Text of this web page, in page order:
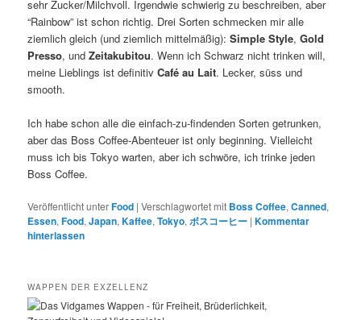
sehr Zucker/Milchvoll. Irgendwie schwierig zu beschreiben, aber
“Rainbow” ist schon richtig. Drei Sorten schmecken mir alle
ziemlich gleich (und ziemlich mittelmäßig):Simple Style,Gold
Presso, undZeitakubitou. Wenn ich Schwarz nicht trinken will,
meine Lieblings ist definitivCafé au Lait. Lecker, süss und
smooth.
Ich habe schon alle die einfach-zu-findenden Sorten getrunken,
aber das Boss Coffee-Abenteuer ist only beginning. Vielleicht
muss ich bis Tokyo warten, aber ich schwöre, ich trinke jeden
Boss Coffee.
Veröffentlicht unterFood |Verschlagwortet mit Boss Coffee,Canned,
Essen,Food,Japan,Kaffee,Tokyo, ボスコーヒー |Kommentar
hinterlassen
WAPPEN DER EXZELLENZ